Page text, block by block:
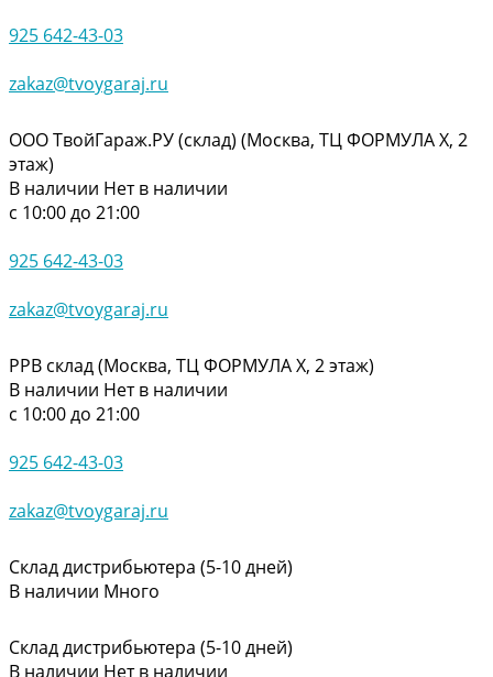
925 642-43-03
zakaz@tvoygaraj.ru
ООО ТвойГараж.РУ (склад) (Москва, ТЦ ФОРМУЛА Х, 2
этаж)
В наличии Нет в наличии
с 10:00 до 21:00
925 642-43-03
zakaz@tvoygaraj.ru
РРВ склад (Москва, ТЦ ФОРМУЛА Х, 2 этаж)
В наличии Нет в наличии
с 10:00 до 21:00
925 642-43-03
zakaz@tvoygaraj.ru
Склад дистрибьютера (5-10 дней)
В наличии Много
Склад дистрибьютера (5-10 дней)
В наличии Нет в наличии